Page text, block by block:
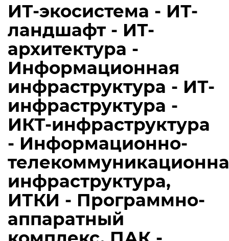
ИТ-экосистема - ИТ-
ландшафт - ИТ-
архитектура -
Информационная
инфраструктура - ИТ-
инфраструктура -
ИКТ-инфраструктура
- Информационно-
инфраструктура,
ИТКИ - Программно-
аппаратный